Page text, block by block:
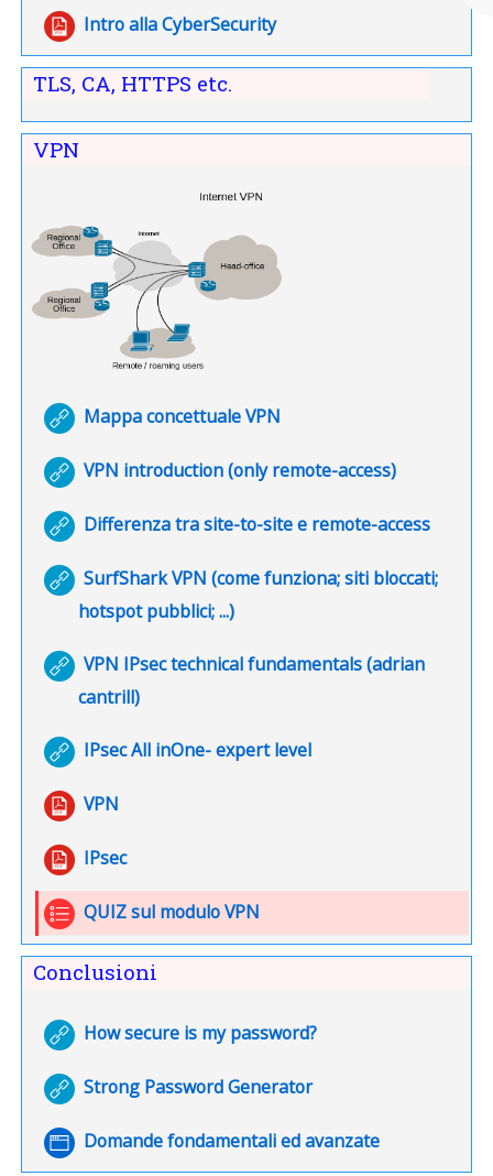
Intro alla CyberSecurity
File
TLS, CA, HTTPS etc.
VPN
Mappa concettuale VPN
URL
VPN introduction (only remote-access)
URL
Differenza tra site-to-site e remote-access
URL
SurfShark VPN (come funziona; siti bloccati;
hotspot pubblici; ...)
URL
VPN IPsec technical fundamentals (adrian
cantrill)
URL
IPsec All inOne- expert level
URL
VPN
File
IPsec
File
QUIZ sul modulo VPN
Conclusioni
How secure is my password?
URL
Strong Password Generator
URL
Domande fondamentali ed avanzate
Pagina